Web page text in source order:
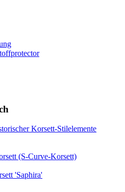
Korsett-Stilelemente
(S-Curve-Korsett)
'Saphira'